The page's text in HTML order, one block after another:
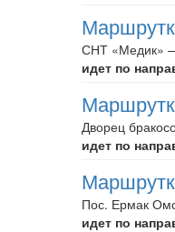
СНТ «Медик»
идет по
Дворец
идет по
Пос. Ермак
идет по